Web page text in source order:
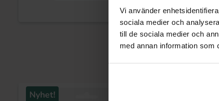
Vi använder
sociala medier och
till de sociala medier och
med annan information som
Nyhet!